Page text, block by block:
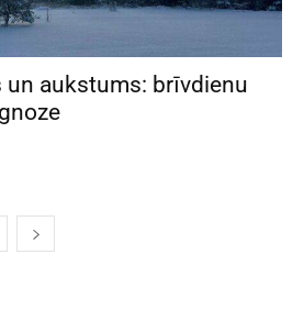
un aukstums: brīvdienu